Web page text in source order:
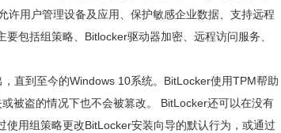
用户管理设备及应用、保护敏感企业数据、支持远程
包括组策略、Bitlocker驱动器加密、远程访问服务、
直到至今的Windows 10系统。BitLocker使用TPM帮助
被盗的情况下也不会被篡改。 BitLocker还可以在没有
用组策略更改BitLocker安装向导的默认行为，或通过